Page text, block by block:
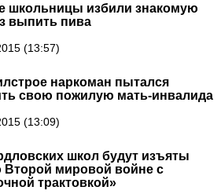
школьницы избили знакомую
выпить пива
(13:57)
наркоман пытался
свою пожилую мать-инвалида
(13:09)
школ будут изъяты
Второй мировой войне с
трактовкой»